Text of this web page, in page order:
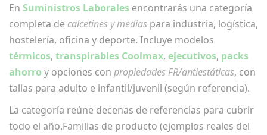
En Suministros Laborales encontrarás una categoría
completa de calcetines y medias para industria, logística,
hostelería, oficina y deporte. Incluye modelos
térmicos, transpirables Coolmax, ejecutivos, packs
ahorro y opciones con propiedades FR/antiestáticas, con
tallas para adulto e infantil/juvenil (según referencia).
La categoría reúne decenas de referencias para cubrir
todo el año.Familias de producto (ejemplos reales del